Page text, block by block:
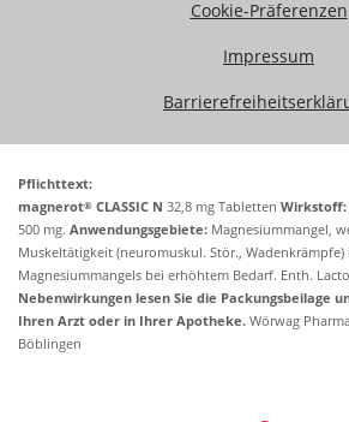
Cookie-Präferenzen
Impressum
Pflichttext:
magnerot® CLASSIC N 32,8 mg Tabletten Wirkstoff:
500 mg. Anwendungsgebiete: Magnesiummangel,
Muskeltätigkeit (neuromuskul. Stör., Wadenkrämpfe)
Magnesiummangels bei erhöhtem Bedarf. Enth.
Nebenwirkungen lesen Sie die Packungsbeilage
Ihren Arzt oder in Ihrer Apotheke. Wörwag
Böblingen